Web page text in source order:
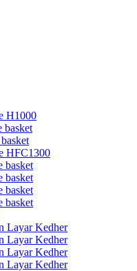
H1000
basket
HFC1300
basket
basket
basket
basket
Layar Kedher
Layar Kedher
Layar Kedher
Layar Kedher